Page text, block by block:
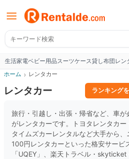
生活家電ベビー用品スーツケース貸し布団レン
ホーム › レンタカー
レンタカー ランキング
旅行・引越し・出張・帰省など、車
がレンタカーです。トヨタレンタカー
タイムズカーレンタルなど大手から、
100円レンタカーといった格安サービ
「UQEY」、楽天トラベル・